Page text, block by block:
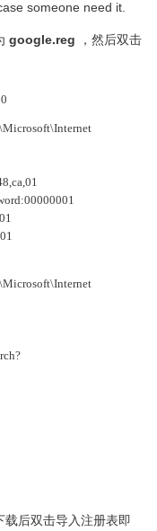
someone need it.
google.reg ，然后双击
后双击导入注册表即